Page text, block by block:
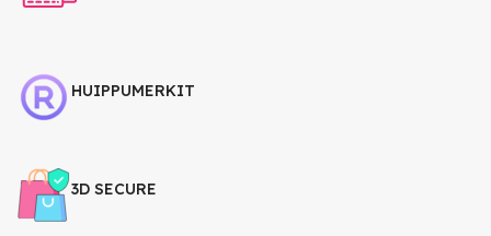
HUIPPUMERKIT
3D SECURE